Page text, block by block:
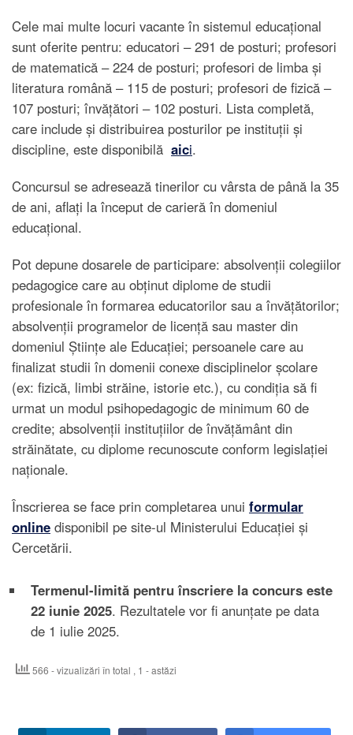
Cele mai multe locuri vacante în sistemul educațional
sunt oferite pentru: educatori – 291 de posturi; profesori
de matematică – 224 de posturi; profesori de limba și
literatura română – 115 de posturi; profesori de fizică –
107 posturi; învățători – 102 posturi. Lista completă,
care include și distribuirea posturilor pe instituții și
discipline, este disponibilă aici.
Concursul se adresează tinerilor cu vârsta de până la 35
de ani, aflați la început de carieră în domeniul
educațional.
Pot depune dosarele de participare: absolvenții colegiilor
pedagogice care au obținut diplome de studii
profesionale în formarea educatorilor sau a învățătorilor;
absolvenții programelor de licență sau master din
domeniul Științe ale Educației; persoanele care au
finalizat studii în domenii conexe disciplinelor școlare
(ex: fizică, limbi străine, istorie etc.), cu condiția să fi
urmat un modul psihopedagogic de minimum 60 de
credite; absolvenții instituțiilor de învățământ din
străinătate, cu diplome recunoscute conform legislației
naționale.
Înscrierea se face prin completarea unui formular
online disponibil pe site-ul Ministerului Educației și
Cercetării.
Termenul-limită pentru înscriere la concurs este
22 iunie 2025. Rezultatele vor fi anunțate pe data
de 1 iulie 2025.
566 - vizualizări în total , 1 - astăzi